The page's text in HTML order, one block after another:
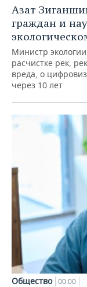
Азат
граждан и
Министр
расчистке рек,
вреда, о
через 10 лет
Общество 00:00